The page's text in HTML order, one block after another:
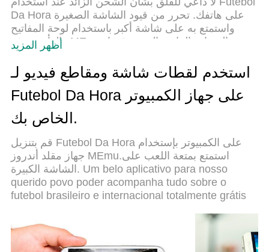
Da Hora على هاتفك. تحرر من قيود الشاشة الصغيرة
واستمتع به على شاشة أكبر باستخدام لوحة المفاتيح
والفأرة. يوفر MEmu جميع الميزات الرائعة التي تتوقعها:
تثبيت سريع، إعداد سهل، أدوات تحكم بديهية، ودون قيود
على عمر البطارية، أو استخدام البيانات، أو المكالمات
الواردة. يُعد MEmu 9 الجديد الخيار الأمثل لتجربة
Futebol Da Hora على جهاز الكمبيوتر. بفضل تقنية
التشفير الفريدة، يتيح لك مدير الحسابات المتعددة تشغيل
حسابين أو أكثر في وقت واحد. والأهم من ذلك، أن
بالكامل، مما يُحسّن تجربة التطبيق ويجعل كل شيء
سلسًا للغاية.
أظهر المزيد
استخدم لقطات شاشة ومقاطع فيديو لـ
Futebol Da Hora على جهاز الكمبيوتر
الخاص بك.
قم بتنزيل Futebol Da Hora على الكمبيوتر بإستخدام
جهاز مقلد أندروز MEmu.استمتع بمتعة اللعب على
الشاشة الكبيرة. Um belo aplicativo para nosso
querido povo poder acompanha tudo sobre o
futebol brasileiro e internacional totalmente grátis